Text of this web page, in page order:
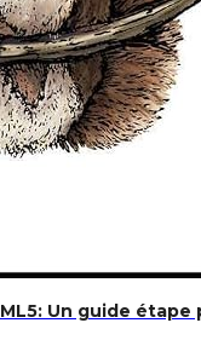
Un guide